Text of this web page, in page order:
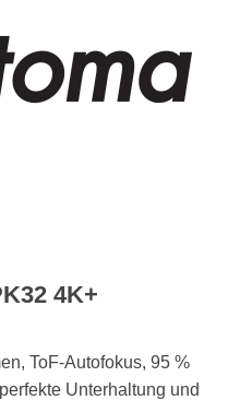
4K+
ToF-Autofokus, 95 %
Unterhaltung und